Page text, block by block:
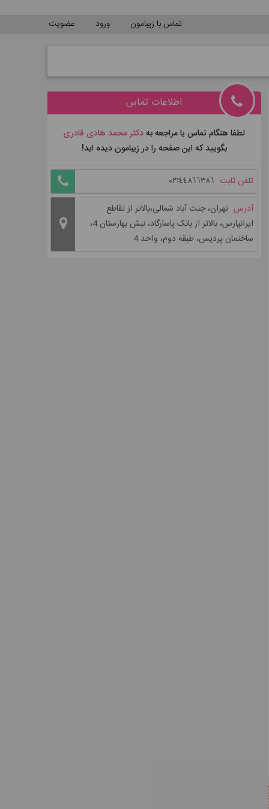
عضویت ورود تماس با زیبامون
اطلاعات تماس
لطفا هنگام تماس یا مراجعه بهدکتر محمد هادی قادری
بگویید که این صفحه را در زیبامون دیده اید!
تلفن ثابت
آدرس تهران، جنت آباد شمالی،بالاتر از تقاطع
ایرانپارس، بالاتر از بانک پاسارگاد، نبش بهارستان 4،
ساختمان پردیس، طبقه دوم، واحد 4